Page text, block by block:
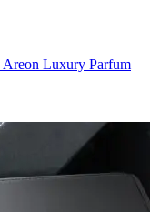
Areon Luxury Parfum